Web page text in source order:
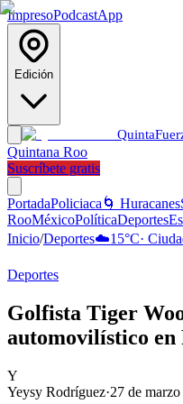
ImpresoPodcastApp
Edición
Quinta
Quintana Roo
Suscríbete gratis
PortadaPoliciaca 🌀 Huracanes
RooMéxicoPolíticaDeportes
Inicio/Deportes☁️15°C·
Deportes
Golfista Tiger
automovilístico
Y
Yeysy Rodríguez·27 de